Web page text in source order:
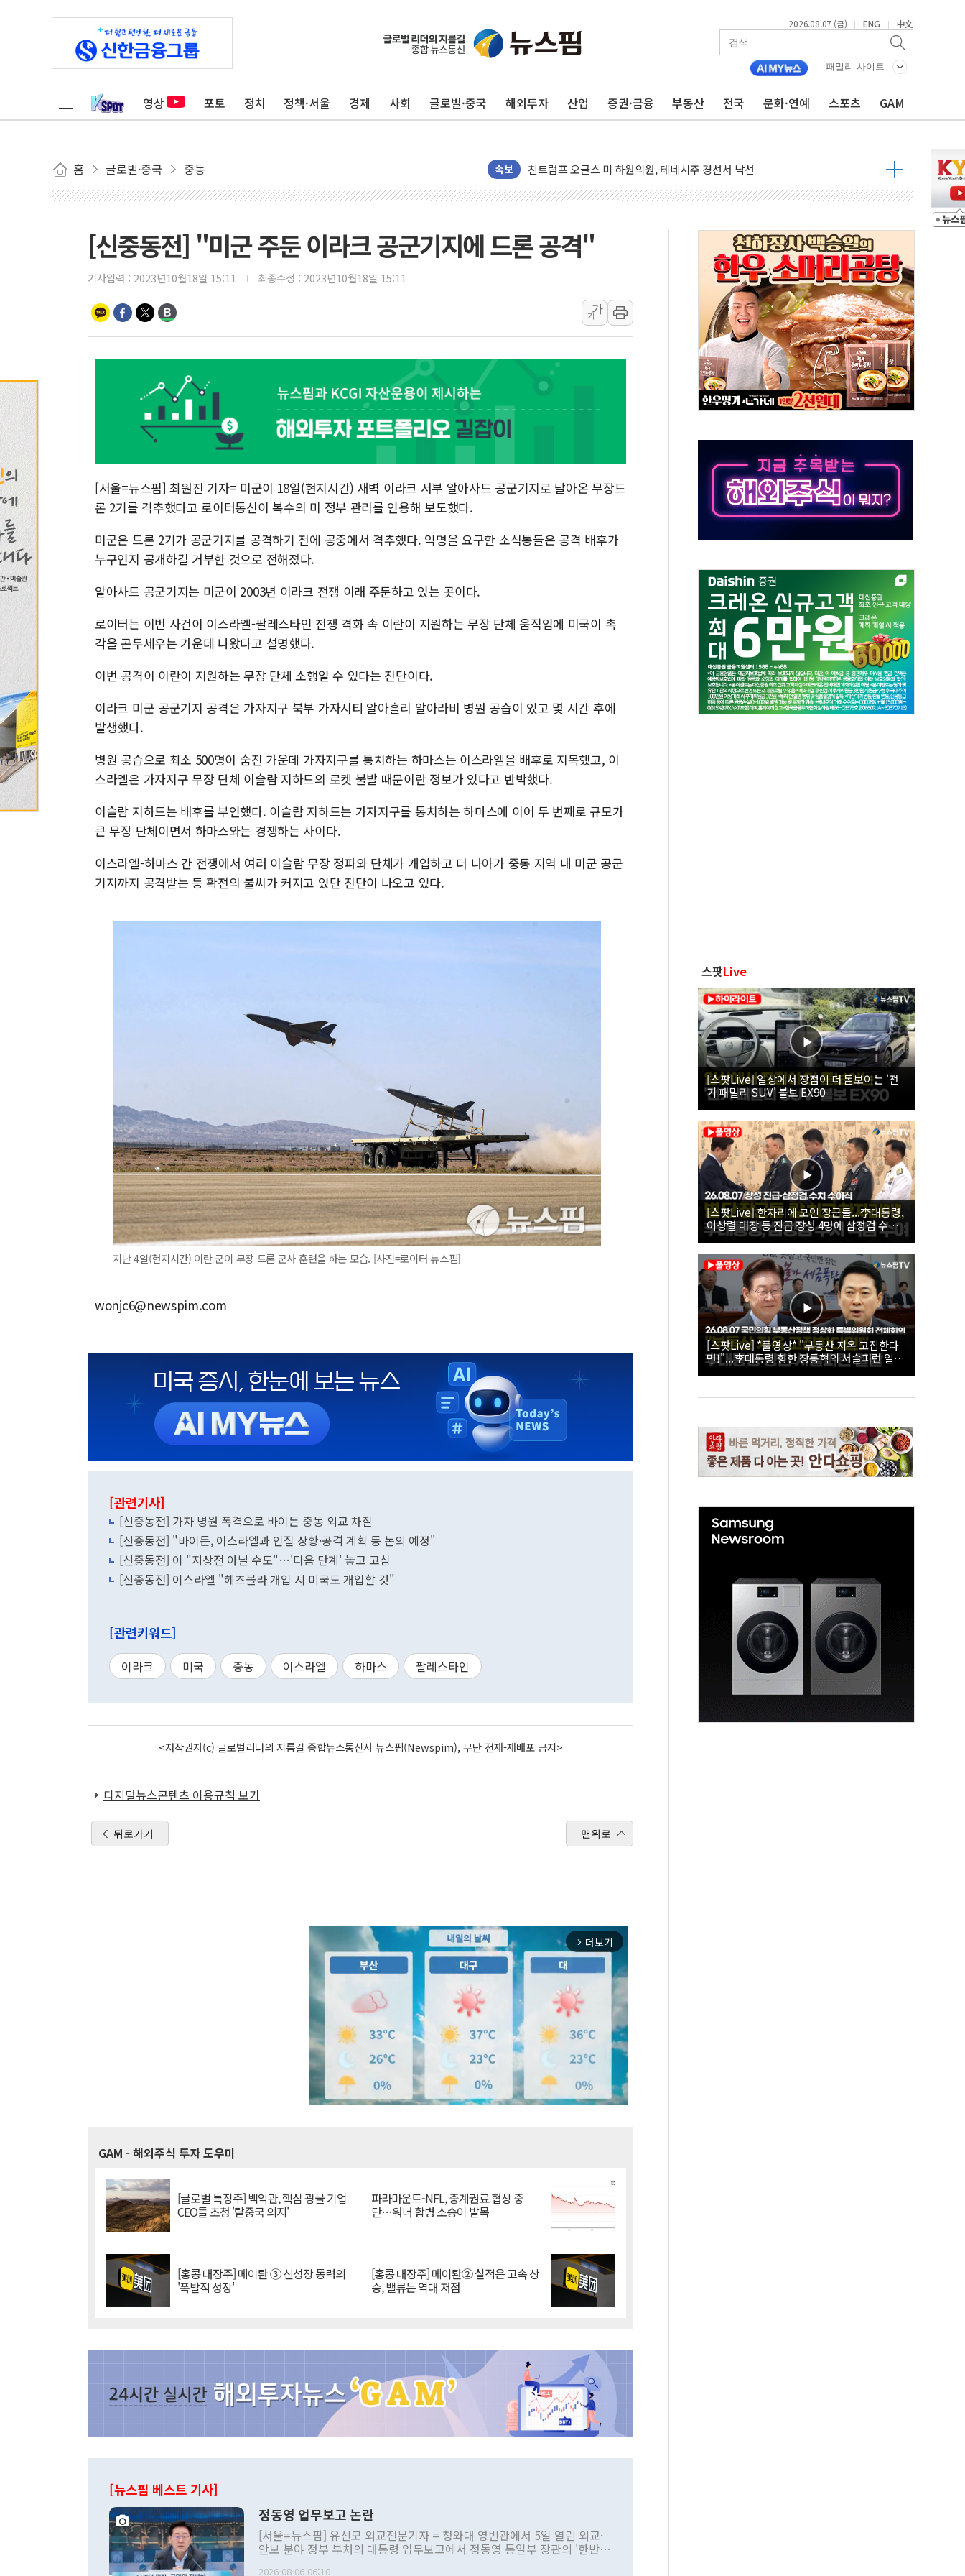
2026.08.07 (금) | ENG | 中文
패밀리 사이트
영상 포토 정치 정책·서울 경제 사회 글로벌·중국 해외투자 산업 증권·금융 부동산 전국 문화·연예 스포츠 GAM
홈 글로벌·중국 중동 속보
4자 연합 균열에 분쟁 재점화 조짐…한미 지배구조 다시 요동
금호석유화학, 2분기 영업익 4배 '껑충'…전부문 약진
"PAFC만으론 어렵다"…두산퓨얼셀, SOFC에 사활
임대사업자, 등록임대 세제혜택 축소에 반발…"정책 신뢰 뒤집어"
대우건설, 50대 이강석 대표 전면에...임원·조직 대대적 개편 예고
비츠로넥스텍, 한화에어로스페이스와 '누리호 5기분 엔진 구성품' 수주
1410원대 내려간 환율, "당분간 1400원 초반대 등락"
종합특검, '계엄 수용공간 확보' 신용해 前교정본부장 불구속 기소
친트럼프 오글스 미 하원의원, 테네시주 경선서 낙선
"주식이야 코인이야"…연속 사이드카·널뛰기에 개미들 '패닉'
에쓰씨엔지니어링, 큐니티와 반도체 EPC 추가 수주
이성윤 '호남 민심은 주석야청' 파장…친명계 "처절한 역사를 말장난으로" 비판
나경원 의원 "장기보유 1주택자 과도한 세금 부당"…소득세법 개정안 발의 예고
李대통령, 규제합리화위 부위원장에 김태유·국립외교원장에 김흥규
한병도 "국민의힘, 말로만 주택 공급…도시정비법·주택법 등 처리 협조하라"
박홍근 "국가재정시스템 안정성 한순간도 흔들려선 안돼"
[신중동전] "미군 주둔 이라크 공군기지에 드론 공격"
기사입력 : 2023년10월18일 15:11 최종수정 : 2023년10월18일 15:11
가
가
[서울=뉴스핌] 최원진 기자= 미군이 18일(현지시간) 새벽 이라크 서부 알아사드 공군기지로 날아온 무장드
론 2기를 격추했다고 로이터통신이 복수의 미 정부 관리를 인용해 보도했다.
미군은 드론 2기가 공군기지를 공격하기 전에 공중에서 격추했다. 익명을 요구한 소식통들은 공격 배후가
누구인지 공개하길 거부한 것으로 전해졌다.
알아사드 공군기지는 미군이 2003년 이라크 전쟁 이래 주둔하고 있는 곳이다.
로이터는 이번 사건이 이스라엘-팔레스타인 전쟁 격화 속 이란이 지원하는 무장 단체 움직임에 미국이 촉
각을 곤두세우는 가운데 나왔다고 설명했다.
이번 공격이 이란이 지원하는 무장 단체 소행일 수 있다는 진단이다.
이라크 미군 공군기지 공격은 가자지구 북부 가자시티 알아흘리 알아라비 병원 공습이 있고 몇 시간 후에
발생했다.
병원 공습으로 최소 500명이 숨진 가운데 가자지구를 통치하는 하마스는 이스라엘을 배후로 지목했고, 이
스라엘은 가자지구 무장 단체 이슬람 지하드의 로켓 불발 때문이란 정보가 있다고 반박했다.
이슬람 지하드는 배후를 부인했다. 이슬람 지하드는 가자지구를 통치하는 하마스에 이어 두 번째로 규모가
큰 무장 단체이면서 하마스와는 경쟁하는 사이다.
이스라엘-하마스 간 전쟁에서 여러 이슬람 무장 정파와 단체가 개입하고 더 나아가 중동 지역 내 미군 공군
기지까지 공격받는 등 확전의 불씨가 커지고 있단 진단이 나오고 있다.
지난 4일(현지시간) 이란 군이 무장 드론 군사 훈련을 하는 모습. [사진=로이터 뉴스핌]
wonjc6@newspim.com
[관련기사]
[신중동전] 가자 병원 폭격으로 바이든 중동 외교 차질
[신중동전] "바이든, 이스라엘과 인질 상황·공격 계획 등 논의 예정"
[신중동전] 이 "지상전 아닐 수도"…'다음 단계' 놓고 고심
[신중동전] 이스라엘 "헤즈볼라 개입 시 미국도 개입할 것"
[관련키워드]
이라크 미국 중동 이스라엘 하마스 팔레스타인
<저작권자(c) 글로벌리더의 지름길 종합뉴스통신사 뉴스핌(Newspim), 무단 전재-재배포 금지>
디지털뉴스콘텐츠 이용규칙 보기
뒤로가기 맨위로
arrow_forward_ios 더보기
GAM - 해외주식 투자 도우미
[글로벌 특징주] 백악관, 핵심 광물 기업
CEO들 초청 '탈중국 의지'
파라마운트-NFL, 중계권료 협상 중
단…워너 합병 소송이 발목
[홍콩 대장주] 메이퇀 ③ 신성장 동력의
'폭발적 성장'
[홍콩 대장주] 메이퇀② 실적은 고속 상
승, 밸류는 역대 저점
[뉴스핌 베스트 기사]
정동영 업무보고 논란
[서울=뉴스핌] 유신모 외교전문기자 = 청와대 영빈관에서 5일 열린 외교·
안보 분야 정부 부처의 대통령 업무보고에서 정동영 통일부 장관의 '한반도
2026-08-06 06:10
스팟Live
[스팟Live] 일상에서 장점이 더 돋보이는 '전
기 패밀리 SUV' 볼보 EX90
[스팟Live] 한자리에 모인 장군들...李대통령,
이상렬 대장 등 진급 장성 4명에 삼정검 수치
직접 수여｜26.08.07 장성 진급·삼정검 수치
수여식
[스팟Live] *풀영상* "부동산 지옥 고집한다
면!"...李대통령 향한 장동혁의 서슬퍼런 일갈
| 26.08.07 국민의힘 부동산정책 정상화 특별